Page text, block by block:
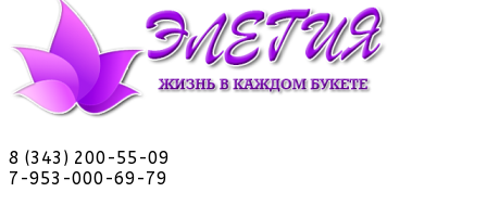
8 (343) 200-55-09
7-953-000-69-79